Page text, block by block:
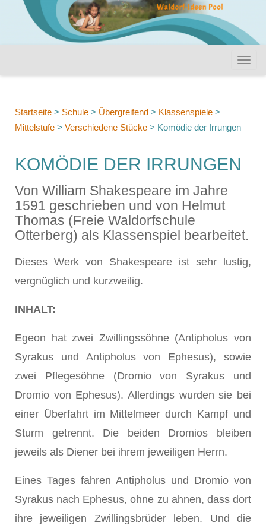
Startseite > Schule > Übergreifend > Klassenspiele >
Mittelstufe > Verschiedene Stücke > Komödie der Irrungen
KOMÖDIE DER IRRUNGEN
Von William Shakespeare im Jahre
1591 geschrieben und von Helmut
Thomas (Freie Waldorfschule
Otterberg) als Klassenspiel bearbeitet.
Dieses Werk von Shakespeare ist sehr lustig,
vergnüglich und kurzweilig.
INHALT:
Egeon hat zwei Zwillingssöhne (Antipholus von
Syrakus und Antipholus von Ephesus), sowie
zwei Pflegesöhne (Dromio von Syrakus und
Dromio von Ephesus). Allerdings wurden sie bei
einer Überfahrt im Mittelmeer durch Kampf und
Sturm getrennt. Die beiden Dromios bleiben
jeweils als Diener bei ihrem jeweiligen Herrn.
Eines Tages fahren Antipholus und Dromio von
Syrakus nach Ephesus, ohne zu ahnen, dass dort
ihre jeweiligen Zwillingsbrüder leben. Und die